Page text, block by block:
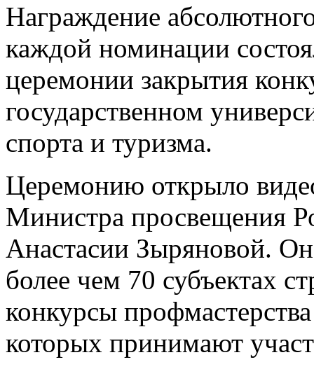
Награждение
каждой номинации
церемонии закрытия
государственном
спорта и туризма.
Церемонию открыло
Министра просвещения
Анастасии Зыряновой.
более чем 70 субъектах
конкурсы
которых принимают